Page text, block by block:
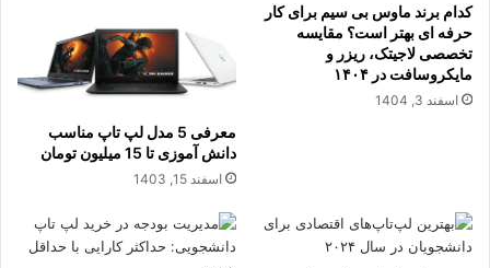
کدام برند ماوس بی سیم برای کار
حرفه ای بهتر است؟ مقایسه
تخصصی لاجیتک، ریزر و
مایکروسافت در ۱۴۰۴
اسفند 3, 1404
معرفی 5 مدل لپ تاپ مناسب
دانش آموزی تا 15 میلیون تومان
اسفند 15, 1403